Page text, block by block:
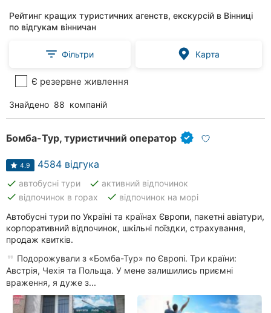
Рейтинг кращих туристичних агенств, екскурсій в Вінниці
по відгукам вінничан
Фільтри Карта
Є резервне живлення
Знайдено 88 компаній
Бомба-Тур, туристичний оператор
4.9 4584 відгука
done автобусні тури done активний відпочинок
done відпочинок в горах done відпочинок на морі
Автобусні тури по Україні та країнах Європи, пакетні авіатури,
корпоративний відпочинок, шкільні поїздки, страхування,
продаж квитків.
Подорожували з «Бомба-Тур» по Європі. Три країни:
Австрія, Чехія та Польща. У мене залишились приємні
враження, я дуже з...